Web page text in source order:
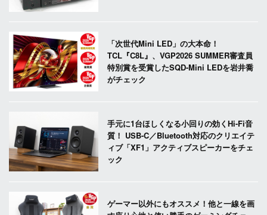
「次世代Mini LED」の大本命！
TCL『C8L』、VGP2026 SUMMER審査員
特別賞を受賞したSQD-Mini LEDを岩井喬
がチェック
手元に1台ほしくなる小回りの効くHi-Fi音
質！ USB-C／Bluetooth対応のクリエイテ
ィブ「XF1」アクティブスピーカーをチェ
ック
ゲーマー以外にもオススメ！他と一線を画